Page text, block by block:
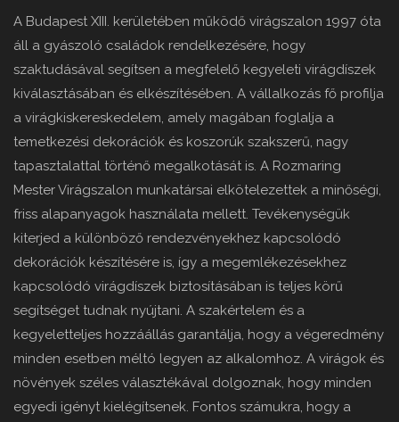
A Budapest XIII. kerületében működő virágszalon 1997 óta
áll a gyászoló családok rendelkezésére, hogy
szaktudásával segítsen a megfelelő kegyeleti virágdíszek
kiválasztásában és elkészítésében. A vállalkozás fő profilja
a virágkiskereskedelem, amely magában foglalja a
temetkezési dekorációk és koszorúk szakszerű, nagy
tapasztalattal történő megalkotását is. A Rozmaring
Mester Virágszalon munkatársai elkötelezettek a minőségi,
friss alapanyagok használata mellett. Tevékenységük
kiterjed a különböző rendezvényekhez kapcsolódó
dekorációk készítésére is, így a megemlékezésekhez
kapcsolódó virágdíszek biztosításában is teljes körű
segítséget tudnak nyújtani. A szakértelem és a
kegyeletteljes hozzáállás garantálja, hogy a végeredmény
minden esetben méltó legyen az alkalomhoz. A virágok és
növények széles választékával dolgoznak, hogy minden
egyedi igényt kielégítsenek. Fontos számukra, hogy a